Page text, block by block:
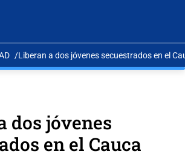
Liberan a dos jóvenes secuestrados en el
dos jóvenes
en el Cauca